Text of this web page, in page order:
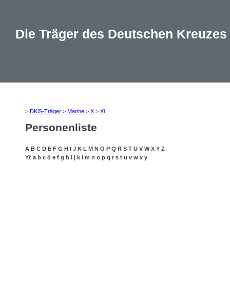
Die Träger des Deutschen Kreuzes
> DKiS-Träger > Marine > X > Xi
Personenliste
A B C D E F G H I J K L M N O P Q R S T U V W X Y Z
Xi: a b c d e f g h i j k l m n o p q r s t u v w x y